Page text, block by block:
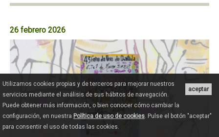
26 febrero 2026
aceptar
Utilizamos cookies propias y de terceros para mejorar nuestros
servicios mediante el análisis de sus hábitos de navegación.
Puede obtener más información, o bien conocer cómo cambiar la
configuración, en nuestra Política de uso de cookies. Pulse el botón "aceptar"
para consentir el uso de todas las cookies.